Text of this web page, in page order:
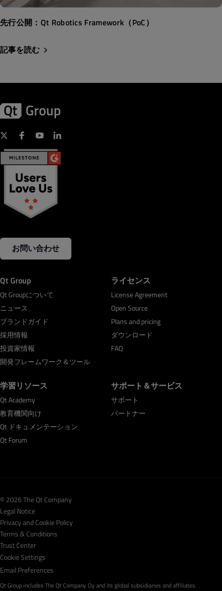
先行公開：Qt Robotics Framework（PoC）
記事を読む
お問い合わせ
Qt Group
Qt Groupについて
ニュース
ブランドガイド
採用情報
投資家情報
開発フレームワーク＆ツール
ライセンス
License Agreement
Open Source
Plans and pricing
ダウンロード
FAQ
学習リソース
Qt Academy
教育機関向け
Qt ドキュメンテーション
Qt Forum
サポート＆サービス
サポート
パートナー
© 2026 The Qt Company
Legal Notice
Privacy and Cookie Policy
Terms & Conditions
Trust Center
Cookie Settings
Email Preferences
Qt Group includes The Qt Company Oy and its global subsidiaries and affiliates.